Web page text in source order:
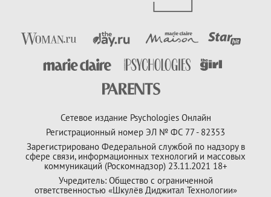
Сетевое издание Psychologies Онлайн
Регистрационный номер ЭЛ № ФС 77 - 82353
Зарегистрировано Федеральной службой по надзору в
сфере связи, информационных технологий и массовых
коммуникаций (Роскомнадзор) 23.11.2021 18+
Учредитель: Общество с ограниченной
ответственностью «Шкулёв Диджитал Технологии»